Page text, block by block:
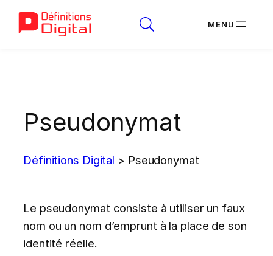
Pseudonymat
Définitions Digital > Pseudonymat
Le pseudonymat consiste à utiliser un faux
nom ou un nom d’emprunt à la place de son
identité réelle.